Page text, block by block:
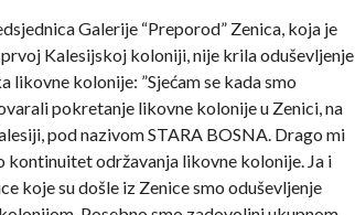
Galerije “Preporod” Zenica, koja je
Kalesijskoj koloniji, nije krila oduševljenje
likovne kolonije: ”Sjećam se kada smo
pokretanje likovne kolonije u Zenici, na
pod nazivom STARA BOSNA. Drago mi
kontinuitet održavanja likovne kolonije. Ja i
koje su došle iz Zenice smo oduševljenje